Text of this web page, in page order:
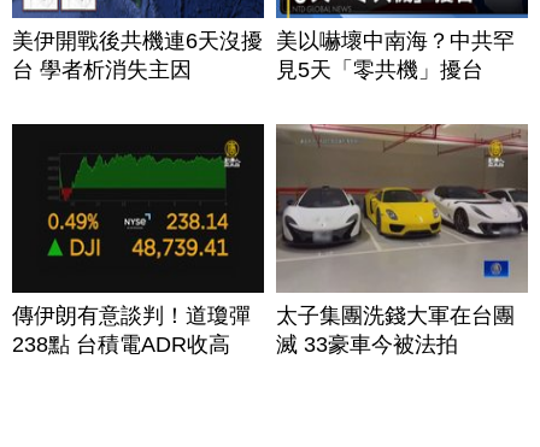
美伊開戰後共機連6天沒擾
台 學者析消失主因
美以嚇壞中南海？中共罕
見5天「零共機」擾台
傳伊朗有意談判！道瓊彈
238點 台積電ADR收高
太子集團洗錢大軍在台團
滅 33豪車今被法拍